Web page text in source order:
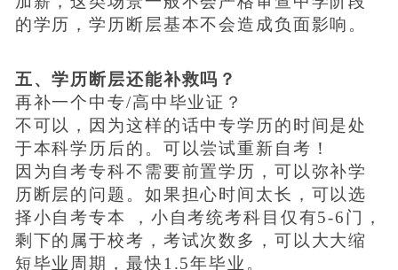
的学历，学历断层基本不会造成负面影响。
五、学历断层还能补救吗？
再补一个中专/高中毕业证？
不可以，因为这样的话中专学历的时间是处
于本科学历后的。可以尝试重新自考！
因为自考专科不需要前置学历，可以弥补学
历断层的问题。如果担心时间太长，可以选
择小自考专本 ，小自考统考科目仅有5-6门，
剩下的属于校考，考试次数多，可以大大缩
短毕业周期，最快1.5年毕业。